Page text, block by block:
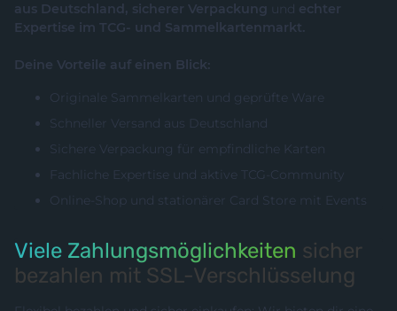
aus Deutschland, sicherer Verpackung und echter
Expertise im TCG- und Sammelkartenmarkt.
Deine Vorteile auf einen Blick:
Originale Sammelkarten und geprüfte Ware
Schneller Versand aus Deutschland
Sichere Verpackung für empfindliche Karten
Fachliche Expertise und aktive TCG-Community
Online-Shop und stationärer Card Store mit Events
Viele Zahlungsmöglichkeiten sicher
bezahlen mit SSL-Verschlüsselung